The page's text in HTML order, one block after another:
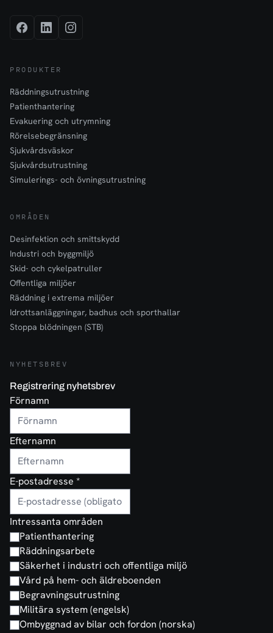
PRODUKTER
Räddningsutrustning
Patienthantering
Evakuering och utrymning
Rörelsebegränsning
Sjukvårdsväskor
Sjukvårdsutrustning
Simulerings- och övningsutrustning
OMRÅDEN
Desinfektion och smittskydd
Industri och byggmiljö
Skid- och cykelpatruller
Offentliga miljöer
Räddning i extrema miljöer
Idrottsanläggningar, badhus och sporthallar
Stoppa blödningen (STB)
NYHETSBREV
Registrering nyhetsbrev
Förnamn
Efternamn
E-postadresse *
Intressanta områden
Patienthantering
Räddningsarbete
Säkerhet i industri och offentliga miljö
Vård på hem- och äldreboenden
Begravningsutrustning
Militära system (engelsk)
Ombyggnad av bilar och fordon (norska)